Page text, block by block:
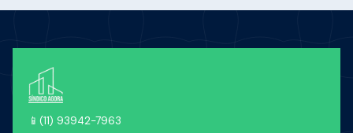
📱 (11) 93942-7963